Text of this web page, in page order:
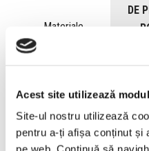
Acest site utilizează
Site-ul nostru utilizează
pentru a-ți afișa conținut și
Materiale
DE
alunecoase în
contact cu apa sau